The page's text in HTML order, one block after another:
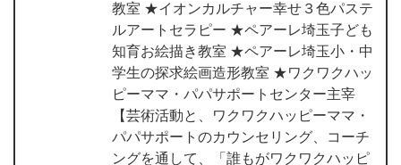
教室 ★イオンカルチャー幸せ３色パステ
ルアートセラピー ★ペアーレ埼玉子ども
知育お絵描き教室 ★ペアーレ埼玉小・中
学生の探求絵画造形教室 ★ワクワクハッ
ピーママ・パパサポートセンター主宰
【芸術活動と、ワクワクハッピーママ・
パパサポートのカウンセリング、コーチ
ングを通して、「誰もがワクワクハッピ